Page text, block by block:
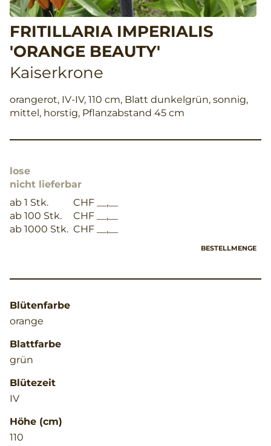
FRITILLARIA IMPERIALIS
'ORANGE BEAUTY'
Kaiserkrone
orangerot, IV-IV, 110 cm, Blatt dunkelgrün, sonnig,
mittel, horstig, Pflanzabstand 45 cm
lose
nicht lieferbar
ab 1 Stk.
CHF __,__
ab 100 Stk.
CHF __,__
ab 1000 Stk. CHF __,__
BESTELLMENGE
Blütenfarbe
orange
Blattfarbe
grün
Blütezeit
IV
Höhe (cm)
110